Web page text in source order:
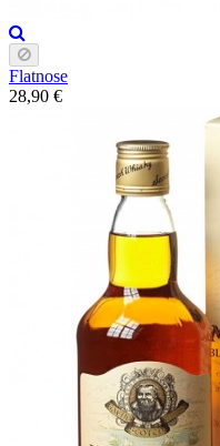
Flatnose
28,90 €